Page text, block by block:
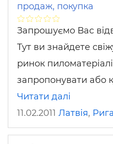
продаж, покупка
Запрошуємо Вас
Тут ви знайдете
ринок
запропонувати або
Читати далі
11.02.2011 Латвія, Рига